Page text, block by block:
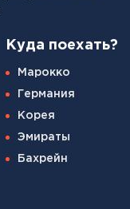
Куда поехать?
Марокко
Германия
Корея
Эмираты
Бахрейн